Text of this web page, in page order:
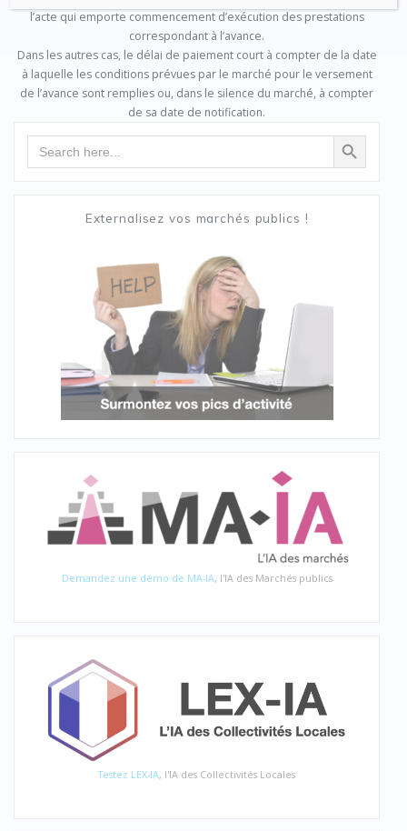
l’acte qui emporte commencement d’exécution des prestations
correspondant à l’avance.
Dans les autres cas, le délai de paiement court à compter de la date
à laquelle les conditions prévues par le marché pour le versement
de l’avance sont remplies ou, dans le silence du marché, à compter
de sa date de notification.
Search Search Button
Externalisez vos marchés publics !
Demandez une démo de MA-IA, l'IA des Marchés publics
Testez LEX-IA, l'IA des Collectivités Locales